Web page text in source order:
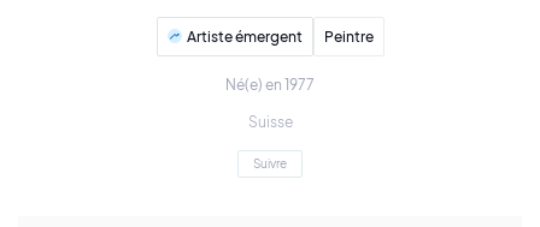
Artiste émergent Peintre
Né(e) en 1977
Suisse
Suivre